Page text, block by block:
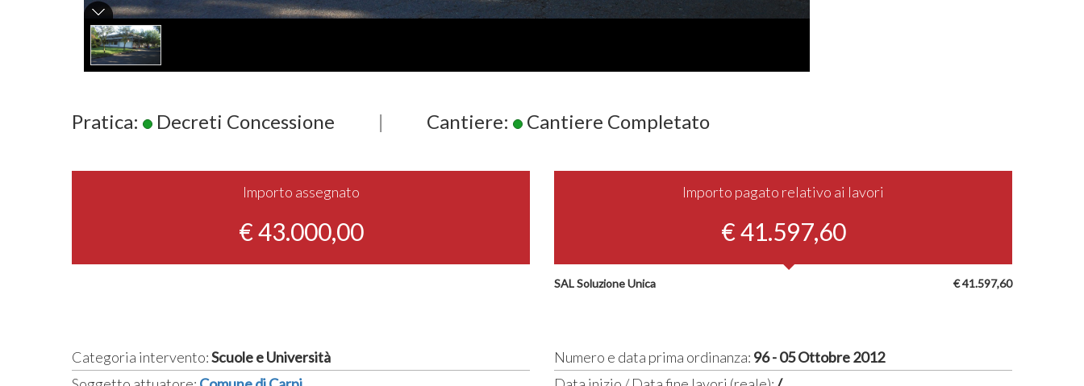
Pratica: Decreti Concessione | Cantiere: Cantiere Completato
Importo assegnato
€ 43.000,00
Importo pagato relativo ai lavori
€ 41.597,60
€ 41.597,60
SAL Soluzione Unica
Categoria intervento:Scuole e Università
Numero e data prima ordinanza: 96 - 05 Ottobre 2012